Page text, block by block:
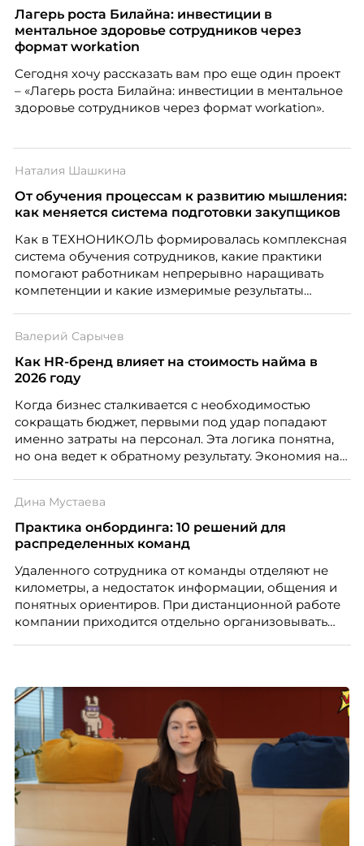
Лагерь роста Билайна: инвестиции в
ментальное здоровье сотрудников через
формат workation
Сегодня хочу рассказать вам про еще один проект
– «Лагерь роста Билайна: инвестиции в ментальное
здоровье сотрудников через формат workation».
Наталия Шашкина
От обучения процессам к развитию мышления:
как меняется система подготовки закупщиков
Как в ТЕХНОНИКОЛЬ формировалась комплексная
система обучения сотрудников, какие практики
помогают работникам непрерывно наращивать
компетенции и какие измеримые результаты
закупкам направления «Минеральная изоляция»
компании ТЕХНОНИКОЛЬ.
Валерий Сарычев
Как HR-бренд влияет на стоимость найма в
2026 году
Когда бизнес сталкивается с необходимостью
сокращать бюджет, первыми под удар попадают
именно затраты на персонал. Эта логика понятна,
но она ведет к обратному результату. Экономия на
значит – сокращает доходы бизнеса.
Дина Мустаева
Практика онбординга: 10 решений для
распределенных команд
Удаленного сотрудника от команды отделяют не
километры, а недостаток информации, общения и
понятных ориентиров. При дистанционной работе
компании приходится отдельно организовывать
рассказывает, как выстроить адаптацию
распределенной команды без лишнего контроля и
бесконечных созвонов.